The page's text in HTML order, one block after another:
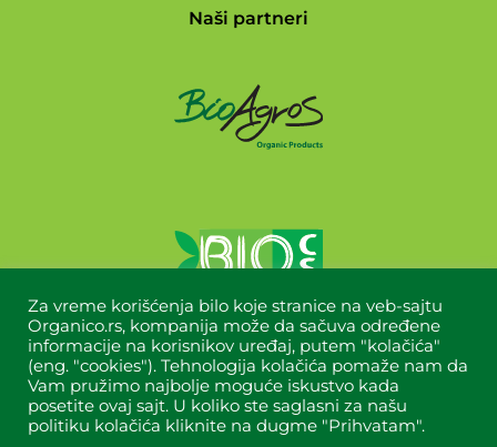
Naši partneri
Copyright © 2024 Organico All Rights Reserved.
Za vreme korišćenja bilo koje stranice na veb-sajtu
Organico.rs, kompanija može da sačuva određene
informacije na korisnikov uređaj, putem "kolačića"
(eng. "cookies"). Tehnologija kolačića pomaže nam da
Vam pružimo najbolje moguće iskustvo kada
posetite ovaj sajt. U koliko ste saglasni za našu
politiku kolačića kliknite na dugme "Prihvatam".